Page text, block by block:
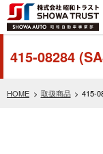
株式会社昭
スト
HOME 取扱商品
415-08284